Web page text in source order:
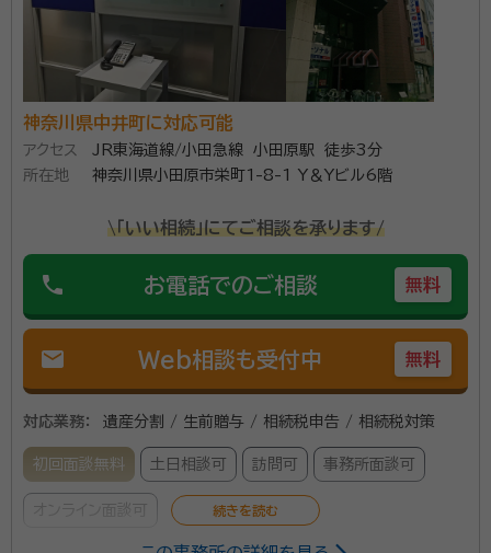
神奈川県中井町に対応可能
アクセス
JR東海道線/小田急線 小田原駅 徒歩3分
所在地
神奈川県小田原市栄町1-8-1 Y＆Yビル6階
\「いい相続」にてご相談を承ります/
phone お電話でのご相談 無料
mail Web相談も受付中 無料
対応業務： 遺産分割 / 生前贈与 / 相続税申告 / 相続税対策
初回面談無料 土日相談可 訪問可 事務所面談可